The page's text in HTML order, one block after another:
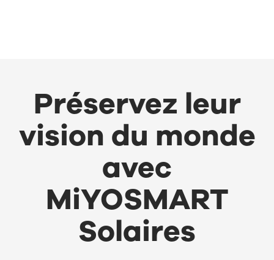
Préservez leur
vision du monde
avec
MiYOSMART
Solaires